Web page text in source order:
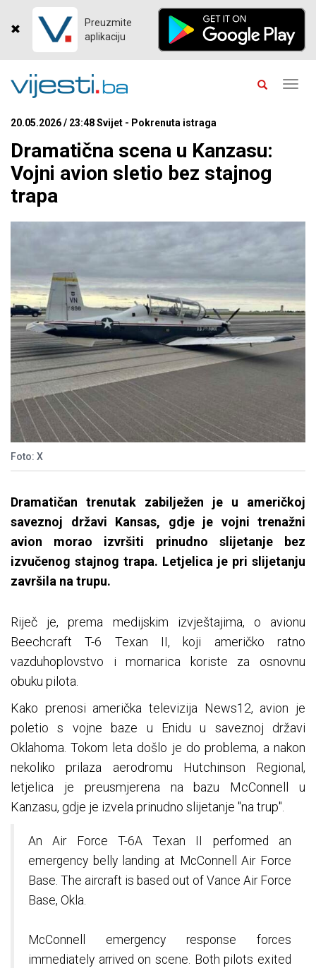
Preuzmite
aplikaciju
20.05.2026 / 23:48 Svijet - Pokrenuta istraga
Dramatična scena u Kanzasu:
Vojni avion sletio bez stajnog
trapa
Foto: X
Dramatičan trenutak zabilježen je u američkoj
saveznoj državi Kansas, gdje je vojni trenažni
avion morao izvršiti prinudno slijetanje bez
izvučenog stajnog trapa. Letjelica je pri slijetanju
završila na trupu.
Riječ je, prema medijskim izvještajima, o avionu
Beechcraft T-6 Texan II, koji američko ratno
vazduhoplovstvo i mornarica koriste za osnovnu
obuku pilota.
Kako prenosi američka televizija News12, avion je
poletio s vojne baze u Enidu u saveznoj državi
Oklahoma. Tokom leta došlo je do problema, a nakon
nekoliko prilaza aerodromu Hutchinson Regional,
letjelica je preusmjerena na bazu McConnell u
Kanzasu, gdje je izvela prinudno slijetanje "na trup".
An Air Force T-6A Texan II performed an
emergency belly landing at McConnell Air Force
Base. The aircraft is based out of Vance Air Force
Base, Okla.
McConnell emergency response forces
immediately arrived on scene. Both pilots exited